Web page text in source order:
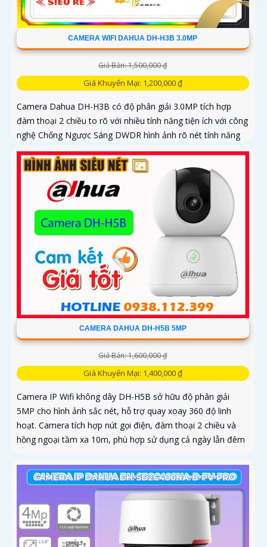
CAMERA WIFI DAHUA DH-H3B 3.0MP
Giá Bán: 1,500,000 ₫
Giá Khuyến Mại: 1,200,000 ₫
Camera Dahua DH-H3B có độ phân giải 3.0MP tích hợp
đàm thoại 2 chiều to rõ với nhiều tính năng tiện ích với công
nghệ Chống Ngược Sáng DWDR hình ảnh rõ nét tính năng
phát hiện chuyển động phân biệt người và chuyển động
khác, Hồng ngoại 10m cho giám sát ban đêm sắc nét dù
thiếu ánh sáng
CAMERA DAHUA DH-H5B 5MP
Giá Bán: 1,600,000 ₫
Giá Khuyến Mại: 1,400,000 ₫
Camera IP Wifi không dây DH-H5B sở hữu độ phân giải
5MP cho hình ảnh sắc nét, hỗ trợ quay xoay 360 độ linh
hoạt. Camera tích hợp nút gọi điện, đàm thoại 2 chiều và
hồng ngoại tầm xa 10m, phù hợp sử dụng cả ngày lẫn đêm